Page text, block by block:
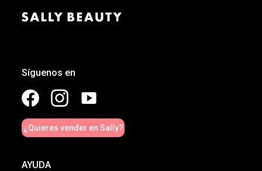
Síguenos en
¿Quieres vender en Sally?
AYUDA